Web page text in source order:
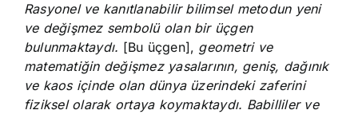
Rasyonel ve kanıtlanabilir bilimsel metodun yeni
ve değişmez sembolü olan bir üçgen
bulunmaktaydı. [Bu üçgen], geometri ve
matematiğin değişmez yasalarının, geniş, dağınık
ve kaos içinde olan dünya üzerindeki zaferini
fiziksel olarak ortaya koymaktaydı. Babilliler ve